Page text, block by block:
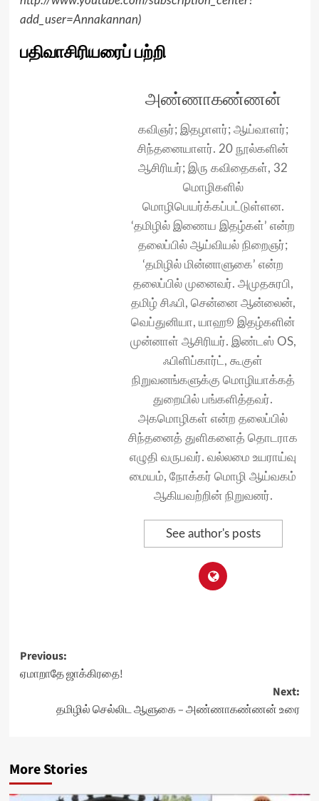
add_user=Annakannan)
பதிவாசிரியரைப் பற்றி
அண்ணாகண்ணன்
கவிஞர்; இதழாளர்; ஆய்வாளர்;
சிந்தனையாளர். 20 நூல்களின்
ஆசிரியர்; இரு கவிதைகள், 32
மொழிகளில்
மொழிபெயர்க்கப்பட்டுள்ளன.
‘தமிழில் இணைய இதழ்கள்’ என்ற
தலைப்பில் ஆய்வியல் நிறைஞர்;
‘தமிழில் மின்னாளுகை’ என்ற
தலைப்பில் முனைவர். அமுதசுரபி,
தமிழ் சிஃபி, சென்னை ஆன்லைன்,
வெப்துனியா, யாஹூ இதழ்களின்
முன்னாள் ஆசிரியர். இண்டஸ் OS,
ஃபிளிப்கார்ட், கூகுள்
நிறுவனங்களுக்கு மொழியாக்கத்
துறையில் பங்களித்தவர்.
அகமொழிகள் என்ற தலைப்பில்
சிந்தனைத் துளிகளைத் தொடராக
எழுதி வருபவர். வல்லமை உயராய்வு
மையம், நோக்கர் மொழி ஆய்வகம்
ஆகியவற்றின் நிறுவனர்.
See author's posts
Post
navigation
Previous:
ஏமாறாதே ஜாக்கிரதை!
Next:
தமிழில் செல்லிட ஆளுகை – அண்ணாகண்ணன் உரை
More Stories